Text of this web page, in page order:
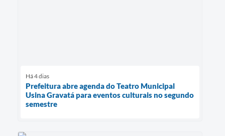
Há 4 dias
Prefeitura abre agenda do Teatro Municipal
Usina Gravatá para eventos culturais no segundo
semestre